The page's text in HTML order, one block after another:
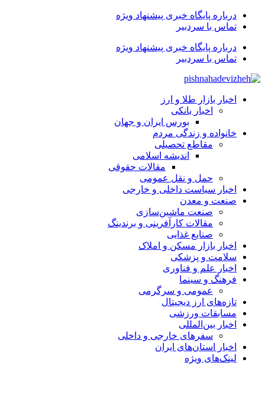
درباره پایگاه خبری پیشنهاد ویژه
تماس با سردبیر
درباره پایگاه خبری پیشنهاد ویژه
تماس با سردبیر
اخبار بازار طلا و ارز
اخبار بانکی
بورس ایران و جهان
خانواده و زندگی مردم
مقاطع تحصیلی
اندیشه اسلامی
مقالات حقوقی
حمل و نقل عمومی
اخبار سیاست داخلی و خارجی
صنعت و معدن
صنعت ماشین‌سازی
مقالات کارآفرینی و برندینگ
صنایع غذایی
اخبار بازار مسکن و املاک
سلامت و پزشکی
اخبار علم و فناوری
فرهنگ و سینما
عمومی و سرگرمی
تازه‌های ارز دیجیتال
مسابقات ورزشی
اخبار بین‌المللی
سفرهای خارجی و داخلی
اخبار استان‌های ایران
لینک‌های ویژه